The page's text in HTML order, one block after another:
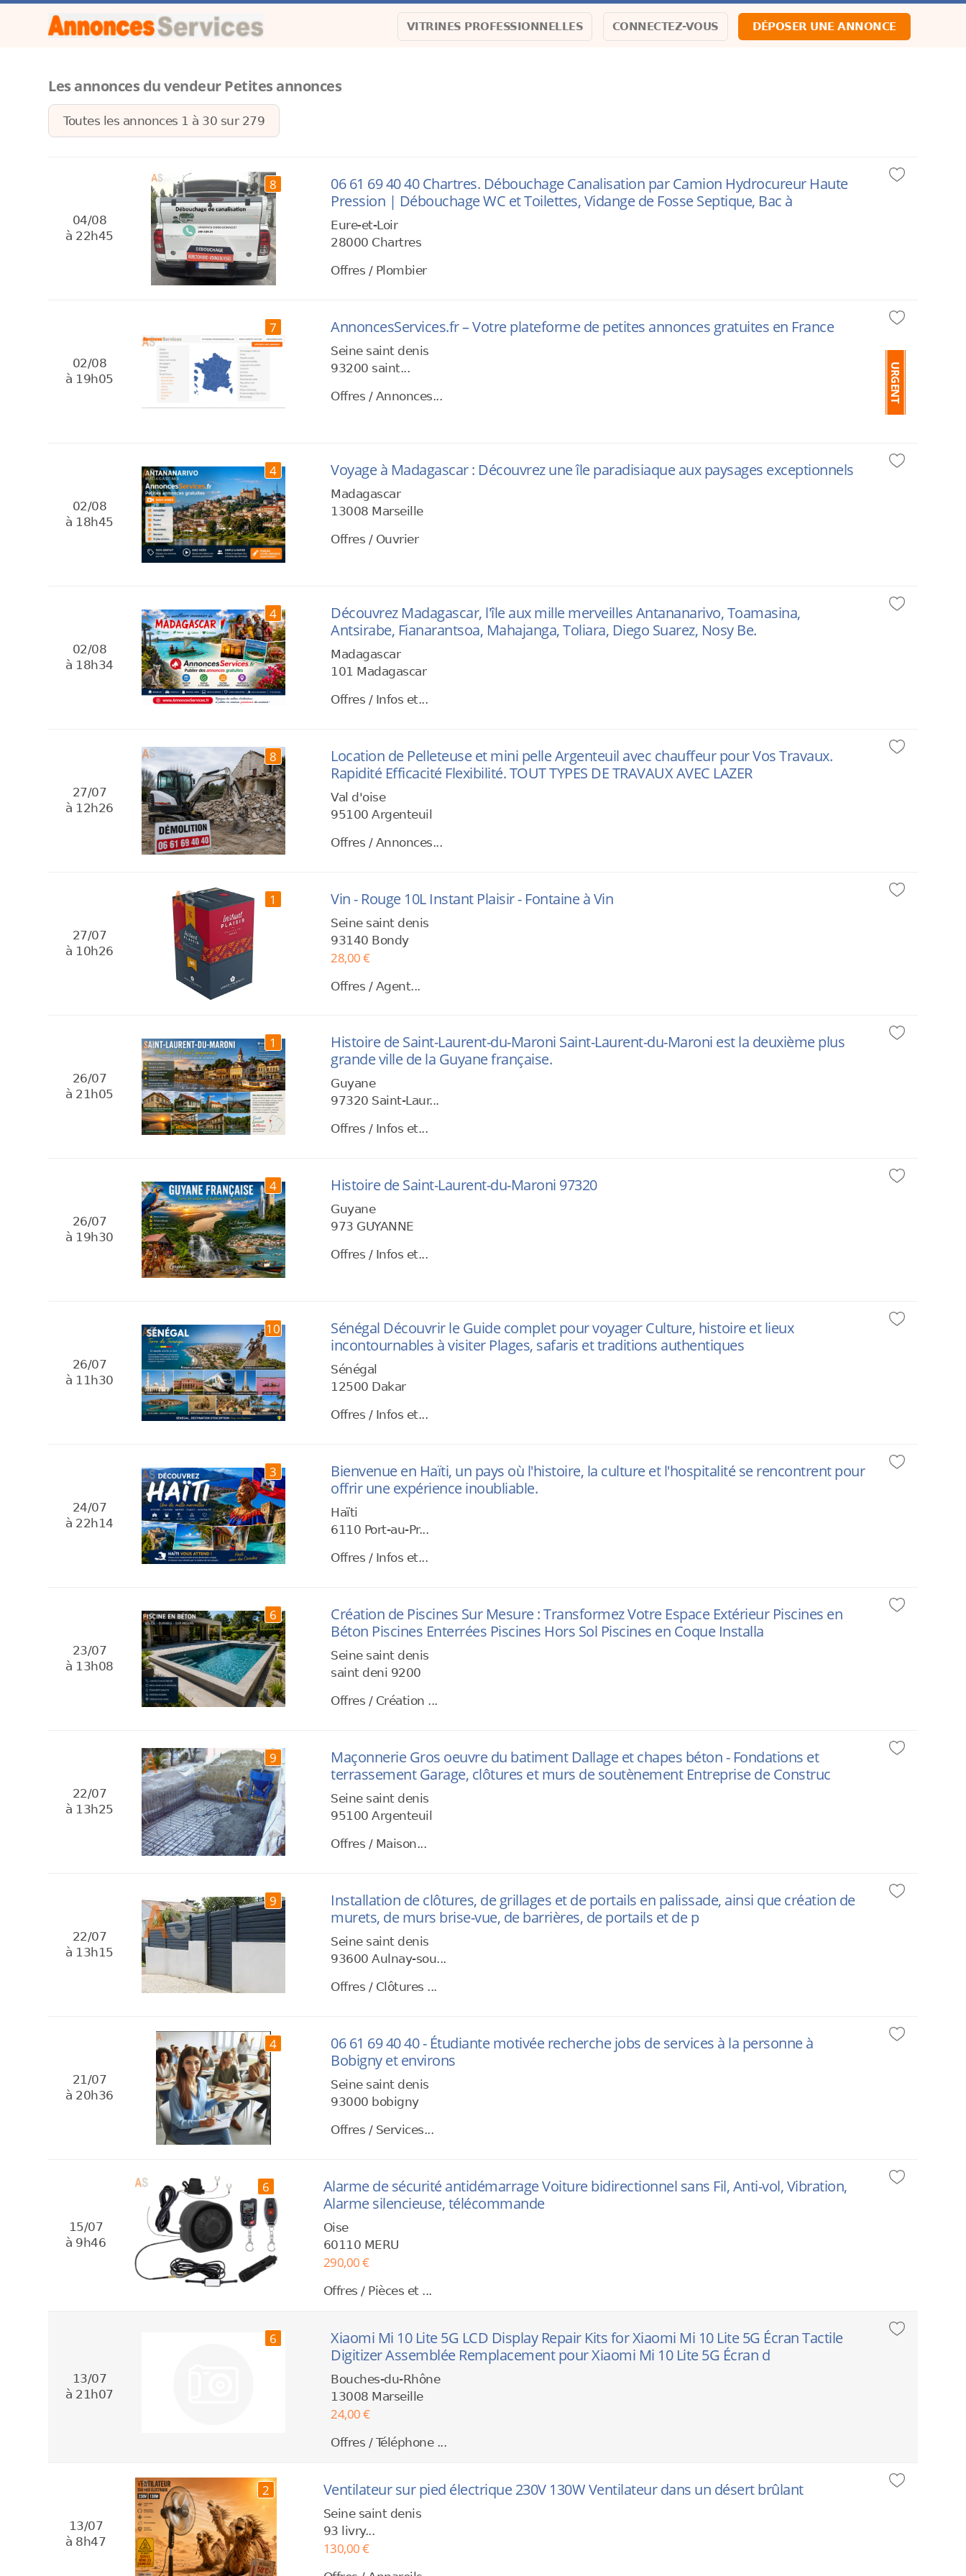
VITRINES PROFESSIONNELLES CONNECTEZ-VOUS DÉPOSER UNE ANNONCE
Les annonces du vendeur Petites annonces
Toutes les annonces 1 à 30 sur 279
04/08
à 22h45
8
06 61 69 40 40 Chartres. Débouchage Canalisation par Camion Hydrocureur Haute
Pression | Débouchage WC et Toilettes, Vidange de Fosse Septique, Bac à
Eure-et-Loir
28000 Chartres
Offres / Plombier
02/08
à 19h05
7
URGENT
AnnoncesServices.fr – Votre plateforme de petites annonces gratuites en France
Seine saint denis
93200 saint...
Offres / Annonces...
02/08
à 18h45
4 Voyage à Madagascar : Découvrez une île paradisiaque aux paysages exceptionnels
Madagascar
13008 Marseille
Offres / Ouvrier
02/08
à 18h34
4
Découvrez Madagascar, l'île aux mille merveilles Antananarivo, Toamasina,
Antsirabe, Fianarantsoa, Mahajanga, Toliara, Diego Suarez, Nosy Be.
Madagascar
101 Madagascar
Offres / Infos et...
27/07
à 12h26
8
Location de Pelleteuse et mini pelle Argenteuil avec chauffeur pour Vos Travaux.
Rapidité Efficacité Flexibilité. TOUT TYPES DE TRAVAUX AVEC LAZER
Val d'oise
95100 Argenteuil
Offres / Annonces...
27/07
à 10h26
1 Vin - Rouge 10L Instant Plaisir - Fontaine à Vin
Seine saint denis
93140 Bondy
28,00 €
Offres / Agent...
26/07
à 21h05
1
Histoire de Saint-Laurent-du-Maroni Saint-Laurent-du-Maroni est la deuxième plus
grande ville de la Guyane française.
Guyane
97320 Saint-Laur...
Offres / Infos et...
26/07
à 19h30
4 Histoire de Saint-Laurent-du-Maroni 97320
Guyane
973 GUYANNE
Offres / Infos et...
26/07
à 11h30
10
Sénégal Découvrir le Guide complet pour voyager Culture, histoire et lieux
incontournables à visiter Plages, safaris et traditions authentiques
Sénégal
12500 Dakar
Offres / Infos et...
24/07
à 22h14
3
Bienvenue en Haïti, un pays où l'histoire, la culture et l'hospitalité se rencontrent pour
offrir une expérience inoubliable.
Haïti
6110 Port-au-Pr...
Offres / Infos et...
23/07
à 13h08
6
Création de Piscines Sur Mesure : Transformez Votre Espace Extérieur Piscines en
Béton Piscines Enterrées Piscines Hors Sol Piscines en Coque Installa
Seine saint denis
saint deni 9200
Offres / Création ...
22/07
à 13h25
9
Maçonnerie Gros oeuvre du batiment Dallage et chapes béton - Fondations et
terrassement Garage, clôtures et murs de soutènement Entreprise de Construc
Seine saint denis
95100 Argenteuil
Offres / Maison...
22/07
à 13h15
9
Installation de clôtures, de grillages et de portails en palissade, ainsi que création de
murets, de murs brise-vue, de barrières, de portails et de p
Seine saint denis
93600 Aulnay-sou...
Offres / Clôtures ...
21/07
à 20h36
4
06 61 69 40 40 - Étudiante motivée recherche jobs de services à la personne à
Bobigny et environs
Seine saint denis
93000 bobigny
Offres / Services...
15/07
à 9h46
6
Alarme de sécurité antidémarrage Voiture bidirectionnel sans Fil, Anti-vol, Vibration,
Alarme silencieuse, télécommande
Oise
60110 MERU
290,00 €
Offres / Pièces et ...
13/07
à 21h07
6
Xiaomi Mi 10 Lite 5G LCD Display Repair Kits for Xiaomi Mi 10 Lite 5G Écran Tactile
Digitizer Assemblée Remplacement pour Xiaomi Mi 10 Lite 5G Écran d
Bouches-du-Rhône
13008 Marseille
24,00 €
Offres / Téléphone ...
13/07
à 8h47
2 Ventilateur sur pied électrique 230V 130W Ventilateur dans un désert brûlant
Seine saint denis
93 livry...
130,00 €